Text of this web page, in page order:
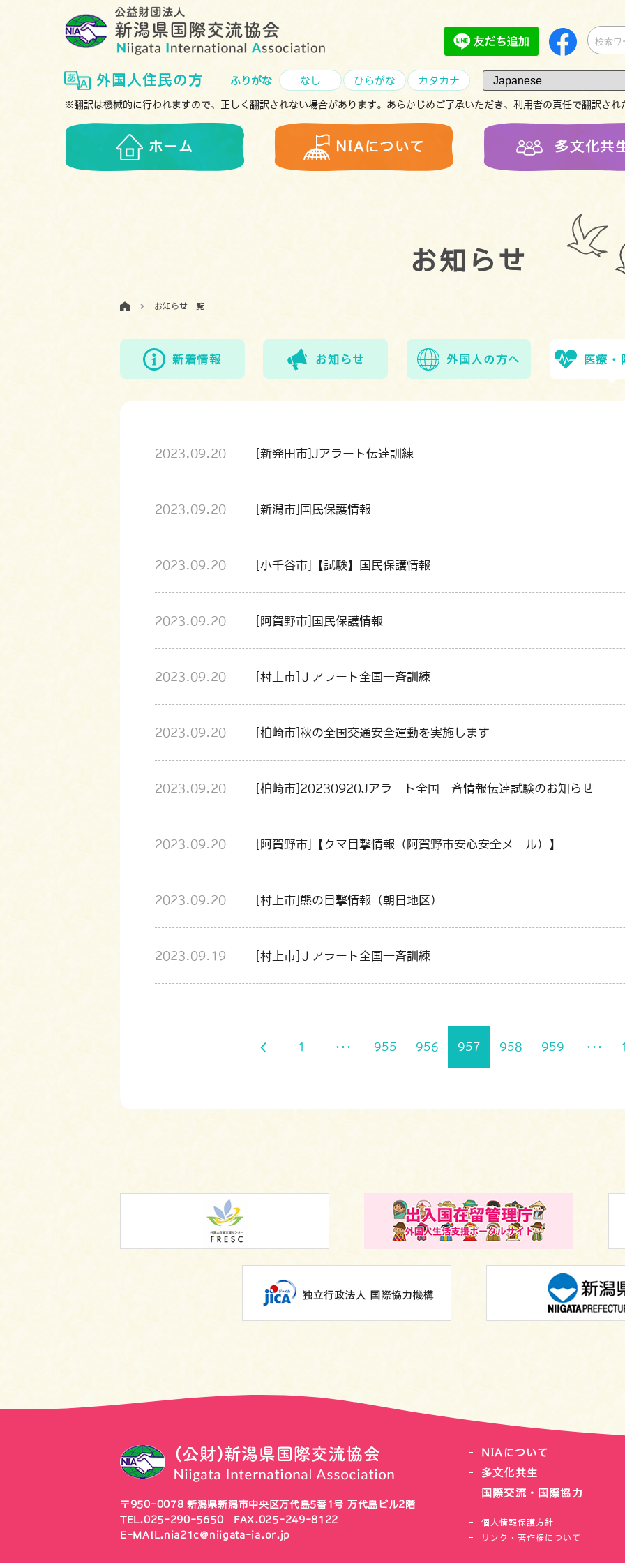
外国人住民の方 ふりがな なし ひらがな カタカナ
※翻訳は機械的に行われますので、正しく翻訳されない場合があります。あらかじめご了承いただき、利用者の責任で翻訳され
ホーム NIAについて 多文化共
お知らせ
お知らせ一覧
新着情報 お知らせ 外国人の方へ 医療・
2023.09.20 [新発田市]Jアラート伝達訓練
2023.09.20 [新潟市]国民保護情報
2023.09.20 [小千谷市]【試験】国民保護情報
2023.09.20 [阿賀野市]国民保護情報
2023.09.20 [村上市]Ｊアラート全国一斉訓練
2023.09.20 [柏崎市]秋の全国交通安全運動を実施します
2023.09.20 [柏崎市]20230920Jアラート全国一斉情報伝達試験のお知らせ
2023.09.20 [阿賀野市]【クマ目撃情報（阿賀野市安心安全メール）】
2023.09.20 [村上市]熊の目撃情報（朝日地区）
2023.09.19 [村上市]Ｊアラート全国一斉訓練
1 ･･･ 955 956 957 958 959 ･･･
NIAについて
多文化共生
国際交流・国際協力
個人情報保護方針
リンク・著作権について
〒950-0078 新潟県新潟市中央区万代島5番1号 万代島ビル2階
TEL.025-290-5650 FAX.025-249-8122
E-MAIL.nia21c@niigata-ia.or.jp